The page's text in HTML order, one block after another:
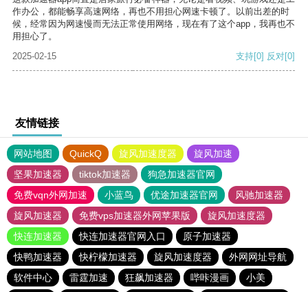
作办公，都能畅享高速网络，再也不用担心网速卡顿了。以前出差的时
候，经常因为网速慢而无法正常使用网络，现在有了这个app，我再也不
用担心了。
2025-02-15
支持[0] 反对[0]
友情链接
网站地图 QuickQ 旋风加速度器
旋风加速
坚果加速器
tiktok加速器
狗急加速器官网
免费vqn外网加速
小蓝鸟 优途加速器官网
风驰加速器
旋风加速器
免费vps加速器外网苹果版
旋风加速度器
快连加速器
快连加速器官网入口
原子加速器
快鸭加速器
快柠檬加速器 旋风加速度器
外网网址导航
软件中心
雷霆加速 狂飙加速器 哔咔漫画
小美